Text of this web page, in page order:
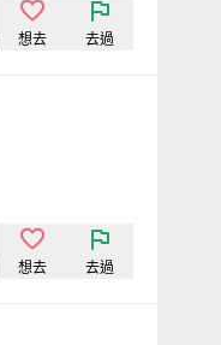
想去 去過
想去 去過